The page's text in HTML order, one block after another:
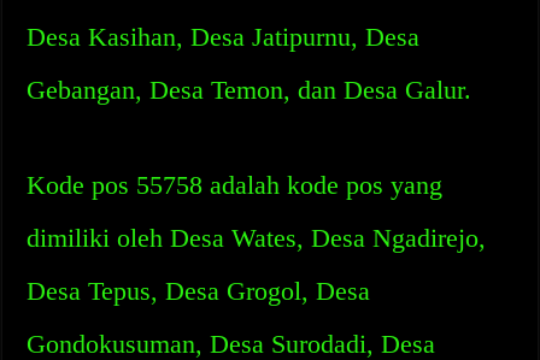
Desa Kasihan, Desa Jatipurnu, Desa
Gebangan, Desa Temon, dan Desa Galur.
Kode pos 55758 adalah kode pos yang
dimiliki oleh Desa Wates, Desa Ngadirejo,
Desa Tepus, Desa Grogol, Desa
Gondokusuman, Desa Surodadi, Desa